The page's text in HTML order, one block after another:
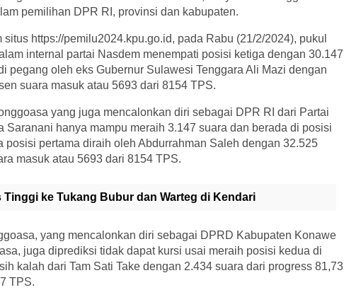
pemilihan DPR RI, provinsi dan kabupaten.
https://pemilu2024.kpu.go.id, pada Rabu (21/2/2024), pukul
internal partai Nasdem menempati posisi ketiga dengan 30.147
pegang oleh eks Gubernur Sulawesi Tenggara Ali Mazi dengan
suara masuk atau 5693 dari 8154 TPS.
yang juga mencalonkan diri sebagai DPR RI dari Partai
Saranani hanya mampu meraih 3.147 suara dan berada di posisi
posisi pertama diraih oleh Abdurrahman Saleh dengan 32.525
masuk atau 5693 dari 8154 TPS.
Tinggi ke Tukang Bubur dan Warteg di Kendari
yang mencalonkan diri sebagai DPRD Kabupaten Konawe
juga diprediksi tidak dapat kursi usai meraih posisi kedua di
kalah dari Tam Sati Take dengan 2.434 suara dari progress 81,73
TPS.